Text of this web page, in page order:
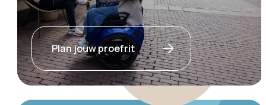
Plan jouw proefrit